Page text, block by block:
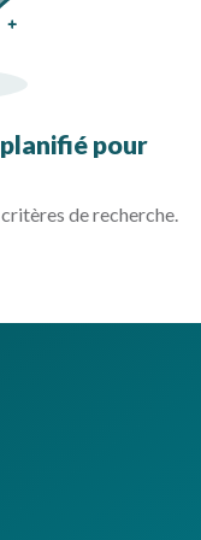
pour
de recherche.